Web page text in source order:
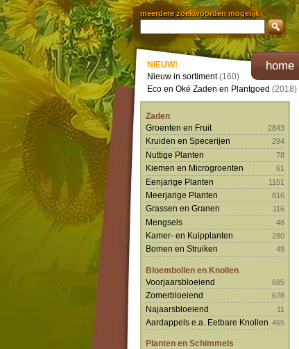
meerdere zoekwoorden mogelijk
home
NIEUW!
Nieuw in sortiment(160)
Eco en Oké Zaden en Plantgoed (2018)
Zaden
Groenten en Fruit
2843
Kruiden en Specerijen 294
Nuttige Planten 78
Kiemen en Microgroenten 61
Eenjarige Planten 1151
Meerjarige Planten 816
Grassen en Granen 116
Mengsels 48
Kamer- en Kuipplanten 280
Bomen en Struiken 49
Bloembollen en Knollen
Voorjaarsbloeiend
685
Zomerbloeiend 678
Najaarsbloeiend 11
Aardappels e.a. Eetbare Knollen 465
Planten en Schimmels